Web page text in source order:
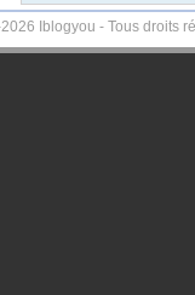
Iblogyou - Tous droits